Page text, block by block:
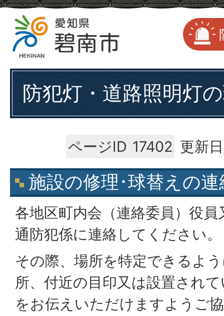
防犯灯・道路照明灯
ページID 17402 更新
施設の修理･球替えの連
各地区町内会（連絡委員）役
通防犯係に連絡してください。
その際、場所を特定できるよ
所、付近の目印又は設置され
をお伝えいただけますようご